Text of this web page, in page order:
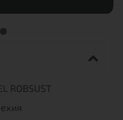
ROBSUST